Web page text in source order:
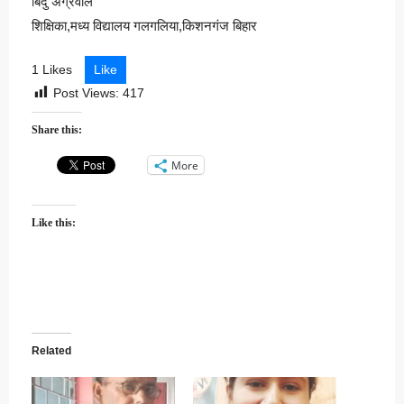
शिक्षिका,मध्य विद्यालय गलगलिया,किशनगंज बिहार
1 Likes
Like
Post Views: 417
Share this:
More
Like this:
Related